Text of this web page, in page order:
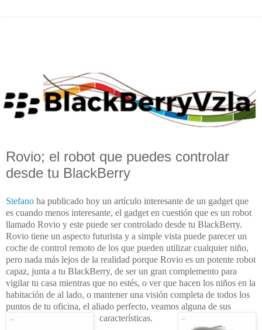
Rovio; el robot que puedes controlar
desde tu BlackBerry
Stefano ha publicado hoy un artículo interesante de un gadget que
es cuando menos interesante, el gadget en cuestión que es un robot
llamado Rovio y este puede ser controlado desde tu BlackBerry.
Rovio tiene un aspecto futurista y a simple vista puede parecer un
coche de control remoto de los que pueden utilizar cualquier niño,
pero nada más lejos de la realidad porque Rovio es un potente robot
capaz, junta a tu BlackBerry, de ser un gran complemento para
vigilar tu casa mientras que no estés, o ver que hacen los niños en la
habitación de al lado, o mantener una visión completa de todos los
puntos de tu oficina, el aliado perfecto, veamos alguna de sus
características.